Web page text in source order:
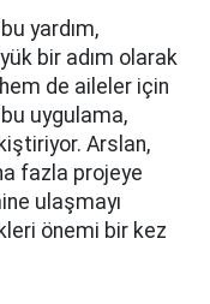
yardım,
bir adım olarak
de aileler için
uygulama,
Arslan,
fazla projeye
ulaşmayı
önemi bir kez